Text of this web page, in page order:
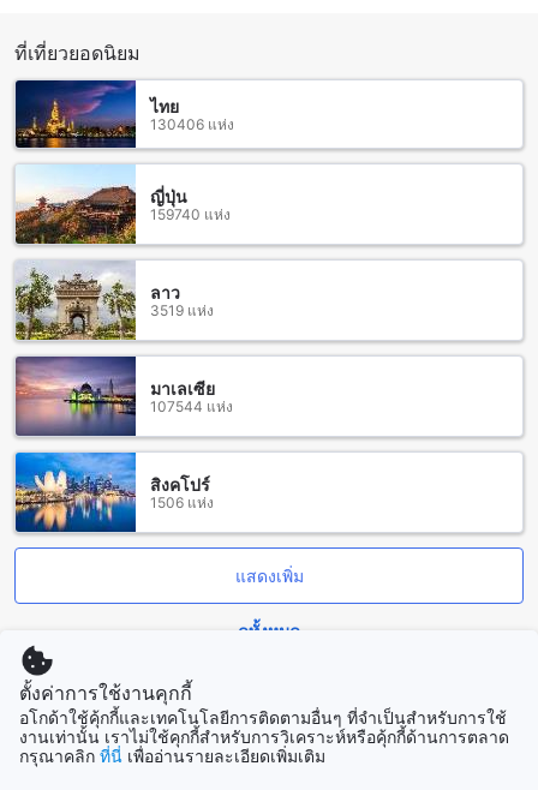
ล้านนา สวนบวกหาด วัดอินทขีลสะดือเมือง สนามท่าแพ และหอ
ศิลปวัฒนธรรมเมืองเชียงใหม่ ซึ่งทั้งหมดนี้เป็นสถานที่ท่องเที่ยวที่
น่าสนใจและคุ้มค่าที่คุณสามารถเข้าชมได้ในระยะทางสั้นๆ จาก
โรส เกสต์เฮาส์ เชียงใหม่
ร้านอาหารรอบโรส เกสต์เฮาส์ เชียงใหม่
โรส เกสต์เฮาส์ เชียงใหม่ ตั้งอยู่ใกล้กับหลายร้านอาหารที่น่าสนใจ
ในพื้นที่ เริ่มจาก ข้าวซอยคุณยาย ที่เสิร์ฟอาหารไทยที่อร่อยและ
เป็นที่นิยมอย่างมาก หากคุณชื่นชอบอาหารเจ คุณสามารถเดินไป
ที่ Hummus Chiang Mai หรือ Goodsouls Kitchen - Vegan
Restaurant ที่นี่คุณจะได้พบกับอาหารเจสุดอร่อย เพื่อความหลาก
หลาย คุณยังสามารถลองอาหารตะวันตกที่ร้าน Kat's Kitchen
หรือ Fern Forest Cafe หากคุณอยากสัมผัสกับรสชาติของพิซซ่า
คุณจะต้องไปที่ร้าน By Hand Pizza Cafe อย่างแน่นอน นอกจาก
นี้ยังมี Coconut Shell Thai Food ที่เสิร์ฟอาหารไทยอร่อย และ
Umakute Gokyu Ramen ที่เสิร์ฟราเมงอร่อย นอกจากนี้ยังมีร้าน
อาหาร Changphuak Suki ที่เสิร์ฟอาหารสุกี้อร่อย ให้คุณได้เลือก
สัมผัสกับรสชาติอาหารที่หลากหลาย
ช้อปปิ้งแลนด์มาร์คที่ใกล้เคียงกับโรส เกสต์เฮาส์ เชียงใหม่
โรส เกสต์เฮาส์ เชียงใหม่ ตั้งอยู่ใกล้กับหลายแหล่งช้อปปิ้งที่น่า
สนใจ เช่น เล่นดี ดีไซน์ ที่มีเสน่ห์แบบเอ็กซ์คลูซีฟและนวัตกรรม
และมีคุณภาพ ตลาดช้างเผือก ที่เป็นแหล่งช้อปปิ้งที่เต็มไปด้วย
สินค้าที่น่าสนใจ ร้าน By Design ที่มีเสน่ห์แบบเอ็กซ์คลูซีฟในการ
ออกแบบ ร้าน S.B. Tailor ที่ให้บริการทักษะการตัดเย็บเสื้อผ้าที่มี
คุณภาพ กลางเวียงแกลลอรี่ ที่มีความเป็นเอกลักษณ์ในการจัด
แสดงศิลปะ ร้าน Best Armani Collection International ที่นำ
เสนอเสื้อผ้าแฟชั่นที่ทันสมัย ถนนคนเดินท่าแพ ที่เป็นแหล่งช้อปปิ้ง
ที่เที่ยวยอดนิยม
ไทย
130406 แห่ง
ญี่ปุ่น
159740 แห่ง
ลาว
3519 แห่ง
มาเลเซีย
107544 แห่ง
สิงคโปร์
1506 แห่ง
แสดงเพิ่ม
ดูทั้งหมด
ที่เที่ยวกำลังมาแรง
สิงคโปร์
สิงคโปร์
ตั้งค่าการใช้งานคุกกี้
อโกด้าใช้คุ้กกี้และเทคโนโลยีการติดตามอื่นๆ ที่จำเป็นสำหรับการใช้
งานเท่านั้น เราไม่ใช้คุกกี้สำหรับการวิเคราะห์หรือคุ้กกี้ด้านการตลาด
กรุณาคลิก ที่นี่ เพื่ออ่านรายละเอียดเพิ่มเติม